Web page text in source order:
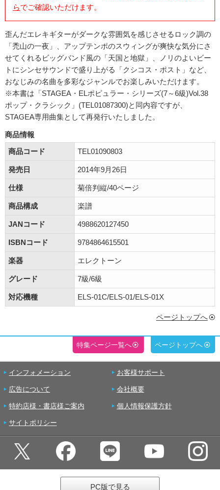
らでご確認いただけます。
歪んだエレキギターがダークな雰囲気を感じさせるロック調の
「禿山の一夜」、アップテンポのスウィングが爽快な気分にさ
せてくれるビッグバンド風の「天国と地獄」、ノリのよいビー
トにシンセサウンドで盛り上がる「クシコス・ポスト」など、
おなじみの名曲を多彩なジャンルでお楽しみいただけます。
※本書は「STAGEA・ELポピュラー・シリーズ(7～6級)Vol.38
ポップ・クラシック」(TEL01087300)と同内容ですが、
STAGEA専用曲集として再発行いたしました。
商品情報
商品コード
TEL01090803
発売日 2014年9月26日
仕様 菊倍判縦/40ページ
商品構成 楽譜
JANコード 4988620127450
ISBNコード 9784864615501
楽器 エレクトーン
グレード 7級/6級
対応機種 ELS-01C/ELS-01/ELS-01X
ページトップへ
特集ページ一覧へ ページトップへ
インフォメーション お客様サポート
広告について 会社概要
特約店様・書店様ご案内 個人情報保護方針
サイトポリシー
PC版で見る